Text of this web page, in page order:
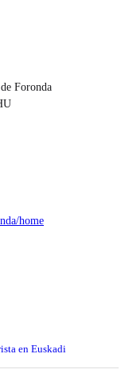
Foronda
home
en Euskadi